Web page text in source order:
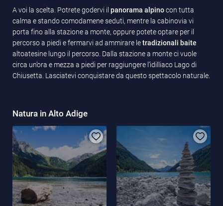
A voi la scelta. Potrete godervi il panorama alpinocon tutta
calma e stando comodamene seduti, mentre la cabinovia vi
porta fino alla stazione a monte, oppure potete optare per il
percorso a piedi e fermarvi ad ammirare letradizionali baite
altoatesine lungo il percorso. Dalla stazione a monte ci vuole
circa un’ora e mezza a piedi per raggiungere l’idilliaco Lago di
Chiusetta. Lasciatevi conquistare da questo spettacolo naturale.
Natura in Alto Adige